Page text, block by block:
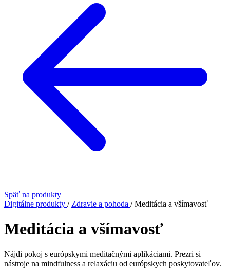
Späť na produkty
Digitálne produkty / Zdravie a pohoda / Meditácia a všímavosť
Meditácia a všímavosť
Nájdi pokoj s európskymi meditačnými aplikáciami. Prezri si
nástroje na mindfulness a relaxáciu od európskych poskytovateľov.